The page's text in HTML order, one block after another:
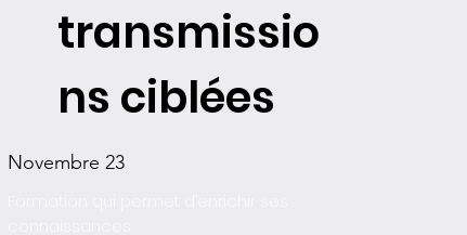
transmissio
ns ciblées
Novembre 23